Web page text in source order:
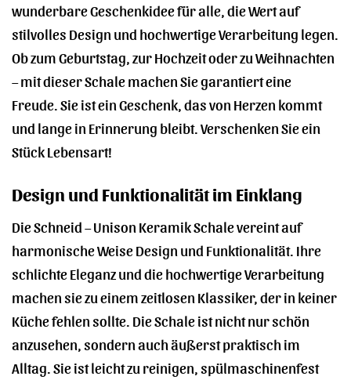
wunderbare Geschenkidee für alle, die Wert auf
stilvolles Design und hochwertige Verarbeitung legen.
Ob zum Geburtstag, zur Hochzeit oder zu Weihnachten
– mit dieser Schale machen Sie garantiert eine
Freude. Sie ist ein Geschenk, das von Herzen kommt
und lange in Erinnerung bleibt. Verschenken Sie ein
Stück Lebensart!
Design und Funktionalität im Einklang
Die Schneid – Unison Keramik Schale vereint auf
harmonische Weise Design und Funktionalität. Ihre
schlichte Eleganz und die hochwertige Verarbeitung
machen sie zu einem zeitlosen Klassiker, der in keiner
Küche fehlen sollte. Die Schale ist nicht nur schön
anzusehen, sondern auch äußerst praktisch im
Alltag. Sie ist leicht zu reinigen, spülmaschinenfest